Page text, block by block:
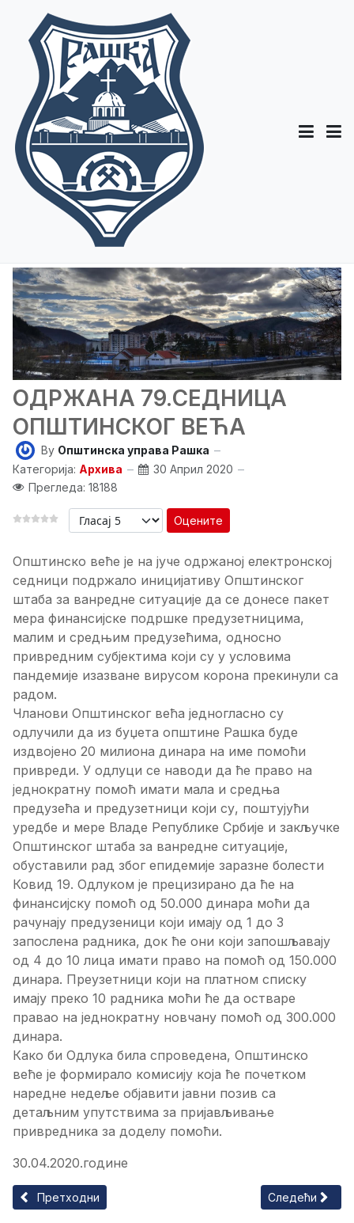
ОДРЖАНА 79.СЕДНИЦА
ОПШТИНСКОГ ВЕЋА
By Општинска управа Рашка
Категорија: Архива
30 Април 2020
Прегледа: 18188
Оцените
Oпштинско веће је на јуче одржаној електронској
седници подржало иницијативу Општинског
штаба за ванредне ситуације да се донесе пакет
мера финансијске подршке предузетницима,
малим и средњим предузећима, односно
привредним субјектима који су у условима
пандемије изазване вирусом корона прекинули са
радом.
Чланови Општинског већа једногласно су
одлучили да из буџета општине Рашка буде
издвојено 20 милиона динара на име помоћи
привреди. У одлуци се наводи да ће право на
једнократну помоћ имати мала и средња
предузећа и предузетници који су, поштујући
уредбе и мере Владе Републике Србије и закључке
Општинског штаба за ванредне ситуације,
обуставили рад због епидемије заразне болести
Ковид 19. Одлуком је прецизирано да ће на
финансијску помоћ од 50.000 динара моћи да
рачунају предузеници који имају од 1 до 3
запослена радника, док ће они који запошљавају
од 4 до 10 лица имати право на помоћ од 150.000
динара. Преузетници који на платном списку
имају преко 10 радника моћи ће да остваре
правао на једнократну новчану помоћ од 300.000
динара.
Како би Одлука била спроведена, Општинско
веће је формирало комисију која ће почетком
наредне недеље објавити јавни позив са
детаљним упутствима за пријављивање
привредника за доделу помоћи.
30.04.2020.године
Претходни чланак: ОДРЖАНА 79.СЕДНИЦА ОПШТИНСКОГ
Претходни Следећи
Следећи